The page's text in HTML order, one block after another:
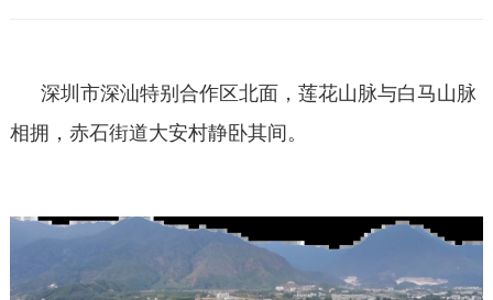
深圳市深汕特别合作区北面，莲花山脉与白马山脉
相拥，赤石街道大安村静卧其间。